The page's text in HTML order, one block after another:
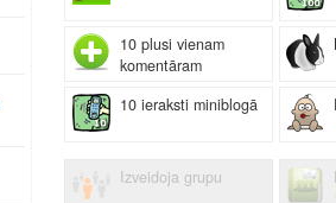
10 plusi vienam
komentāram
10 ieraksti miniblogā
Izveidoja grupu